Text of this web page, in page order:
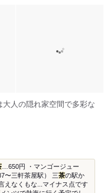
人の隠れ家空間で多彩な
…650円 ・マンゴージュー
〜三軒茶屋駅） 三茶の駅か
えなくもな...マイナス点です